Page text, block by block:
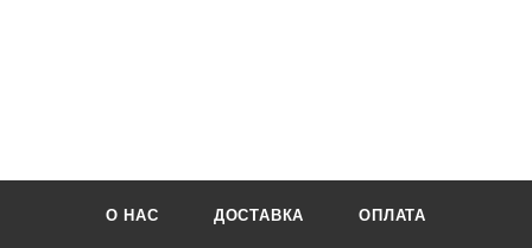
О НАС ДОСТАВКА ОПЛАТА